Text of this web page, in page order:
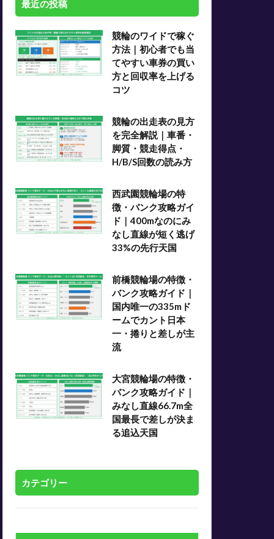
最近の投稿
競輪のワイドで稼ぐ
方法｜初心者でも当
てやすい車券の買い
方と回収率を上げる
コツ
競輪の出走表の見方
を完全解説｜車番・
脚質・競走得点・
H/B/S回数の読み方
西武園競輪場の特
徴・バンク攻略ガイ
ド｜400mなのにみ
なし直線が短く逃げ
33%の先行天国
前橋競輪場の特徴・
バンク攻略ガイド｜
国内唯一の335mド
ームでカント日本
一・捲りと差しが主
流
大宮競輪場の特徴・
バンク攻略ガイド｜
みなし直線66.7m全
国最長で差しが決ま
る追込天国
カテゴリー